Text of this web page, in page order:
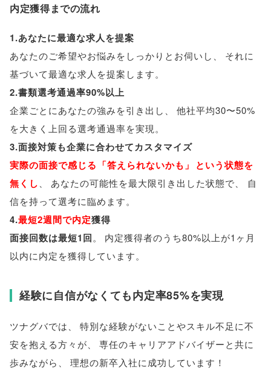
内定獲得までの流れ
1.あなたに最適な求人を提案
あなたのご希望やお悩みをしっかりとお伺いし
それに
基づいて最適な求人を提案します。
2.書類選考通過率90%以上
企業ごとにあなたの強みを引き出し
他社平均30〜50%
を大きく上回る選考通過率を実現 。
3.面接対策も企業に合わせてカスタマイズ
実際の面接で感じる 「答えられないかも 」 という状態を
無くし
あなたの可能性を最大限引き出した状態で
自
信を持って選考に臨めます。
4.最短2週間で内定獲得
面接回数は最短1回。
内定獲得者のうち80%以上が1ヶ月
以内に内定を獲得しています。
経験に自信がなくても内定率85%を実現
ツナグバでは
特別な経験がないことやスキル不足に不
安を抱える方々が
専任のキャリアアドバイザーと共に
歩みながら
理想の新卒入社に成功しています！